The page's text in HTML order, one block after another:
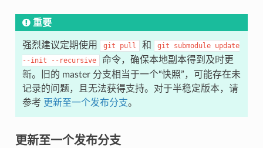
重要
强烈建议定期使用 git pull 和 git submodule update
--init
--recursive
命令，确保本地副本得到及时更
新。旧的 master 分支相当于一个“快照”，可能存在未
记录的问题，且无法获得支持。对于半稳定版本，请
参考 更新至一个发布分支。
更新至一个发布分支